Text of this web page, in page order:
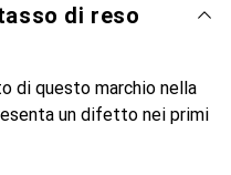
di reso
di questo marchio nella
un difetto nei primi